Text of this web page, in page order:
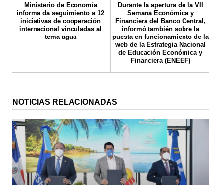
Ministerio de Economía
informa da seguimiento a 12
iniciativas de cooperación
internacional vinculadas al
tema agua
Durante la apertura de la VII
Semana Económica y
Financiera del Banco Central,
informó también sobre la
puesta en funcionamiento de la
web de la Estrategia Nacional
de Educación Económica y
Financiera (ENEEF)
NOTICIAS RELACIONADAS